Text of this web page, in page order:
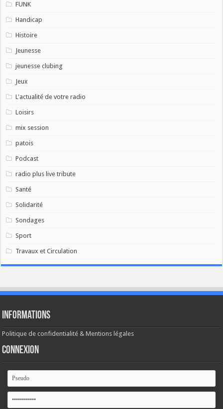
FUNK
Handicap
Histoire
Jeunesse
jeunesse clubing
Jeux
L'actualité de votre radio
Loisirs
mix session
patois
Podcast
radio plus live tribute
Santé
Solidarité
Sondages
Sport
Travaux et Circulation
Informations
Politique de confidentialité & Mentions légales
Connexion